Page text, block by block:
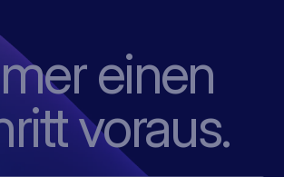
einen
voraus.